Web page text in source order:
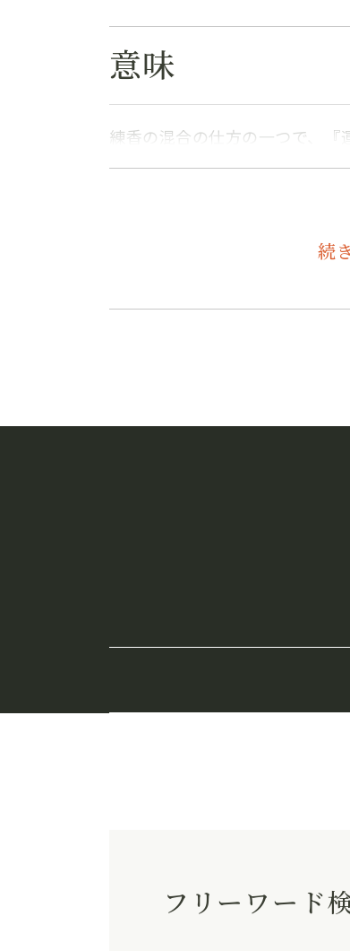
意味
練香の混合の仕方の一つで、
続
フリーワード